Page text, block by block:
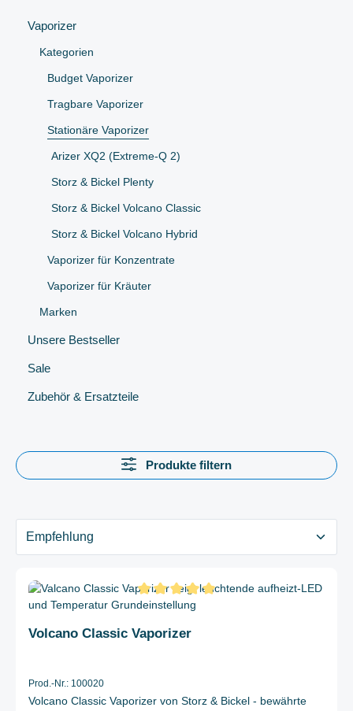
Vaporizer
Kategorien
Budget Vaporizer
Tragbare Vaporizer
Stationäre Vaporizer
Arizer XQ2 (Extreme-Q 2)
Storz & Bickel Plenty
Storz & Bickel Volcano Classic
Storz & Bickel Volcano Hybrid
Vaporizer für Konzentrate
Vaporizer für Kräuter
Marken
Unsere Bestseller
Sale
Zubehör & Ersatzteile
Produkte filtern
Durchschnittliche Bewertung von 5 von 5 Sternen
Volcano Classic Vaporizer
Prod.-Nr.: 100020
Volcano Classic Vaporizer von Storz & Bickel - bewährte